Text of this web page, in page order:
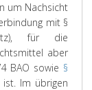
um Nachsicht
mit §
für die
aber
BAO sowie §
ist. Im übrigen